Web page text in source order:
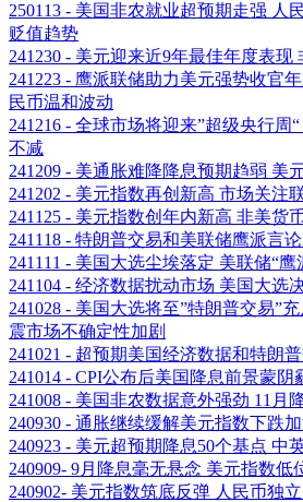
250113 - 美国非农就业超预期走强 人
贬值趋势
241230 - 美元迎来近9年最佳年度表现
241223 - 鹰派联储助力美元强势收官
民币温和波动
241216 - 全球市场将迎来”超级央行周
不减
241209 - 美通胀难降降息预期趋弱 美
241202 - 美元指数再创新高 市场关注
241125 - 美元指数创年内新高 非美货
241118 - 特朗普交易和美联储鹰派言
241111 - 美国大选尘埃落定 美联储“鹰
241104 - 经济数据扰动市场 美国大选
241028 - 美国大选将至”特朗普交易”
震市场不确定性加剧
241021 - 超预期美国经济数据和特朗
241014 - CPI公布后美国降息前景蒙阴
241008 - 美国非农数据意外强劲 11月
240930 - 通胀继续缓解美元指数下跌
240923 - 美元超预期降息50个基点 中
240909- 9月降息毫无悬念 美元指数低
240902- 美元指数筑底反弹 人民币独